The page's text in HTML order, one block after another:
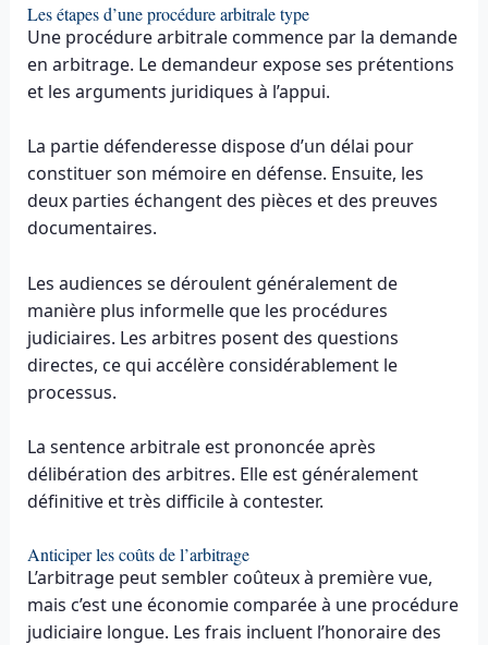
Les étapes d’une procédure arbitrale type
Une procédure arbitrale commence par la demande
en arbitrage. Le demandeur expose ses prétentions
et les arguments juridiques à l’appui.
La partie défenderesse dispose d’un délai pour
constituer son mémoire en défense. Ensuite, les
deux parties échangent des pièces et des preuves
documentaires.
Les audiences se déroulent généralement de
manière plus informelle que les procédures
judiciaires. Les arbitres posent des questions
directes, ce qui accélère considérablement le
processus.
La sentence arbitrale est prononcée après
délibération des arbitres. Elle est généralement
définitive et très difficile à contester.
Anticiper les coûts de l’arbitrage
L’arbitrage peut sembler coûteux à première vue,
mais c’est une économie comparée à une procédure
judiciaire longue. Les frais incluent l’honoraire des